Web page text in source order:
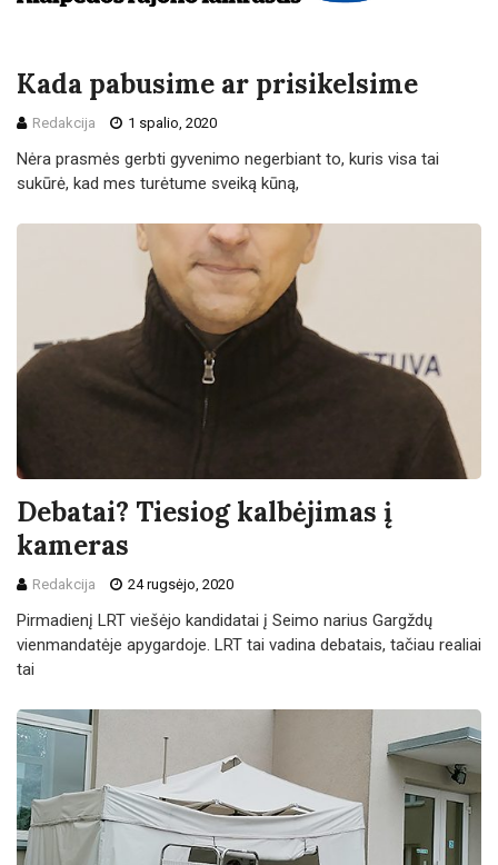
Kada pabusime ar prisikelsime
Redakcija 1 spalio, 2020
Nėra prasmės gerbti gyvenimo negerbiant to, kuris visa tai
sukūrė, kad mes turėtume sveiką kūną,
Debatai? Tiesiog kalbėjimas į
kameras
Redakcija 24 rugsėjo, 2020
Pirmadienį LRT viešėjo kandidatai į Seimo narius Gargždų
vienmandatėje apygardoje. LRT tai vadina debatais, tačiau realiai
tai